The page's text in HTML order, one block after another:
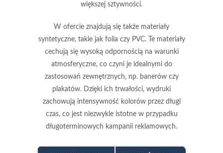
większej sztywności.
W ofercie znajdują się także materiały
syntetyczne, takie jak folia czy PVC. Te materiały
cechują się wysoką odpornością na warunki
atmosferyczne, co czyni je idealnymi do
zastosowań zewnętrznych, np. banerów czy
plakatów. Dzięki ich trwałości, wydruki
zachowują intensywność kolorów przez długi
czas, co jest niezwykle istotne w przypadku
długoterminowych kampanii reklamowych.